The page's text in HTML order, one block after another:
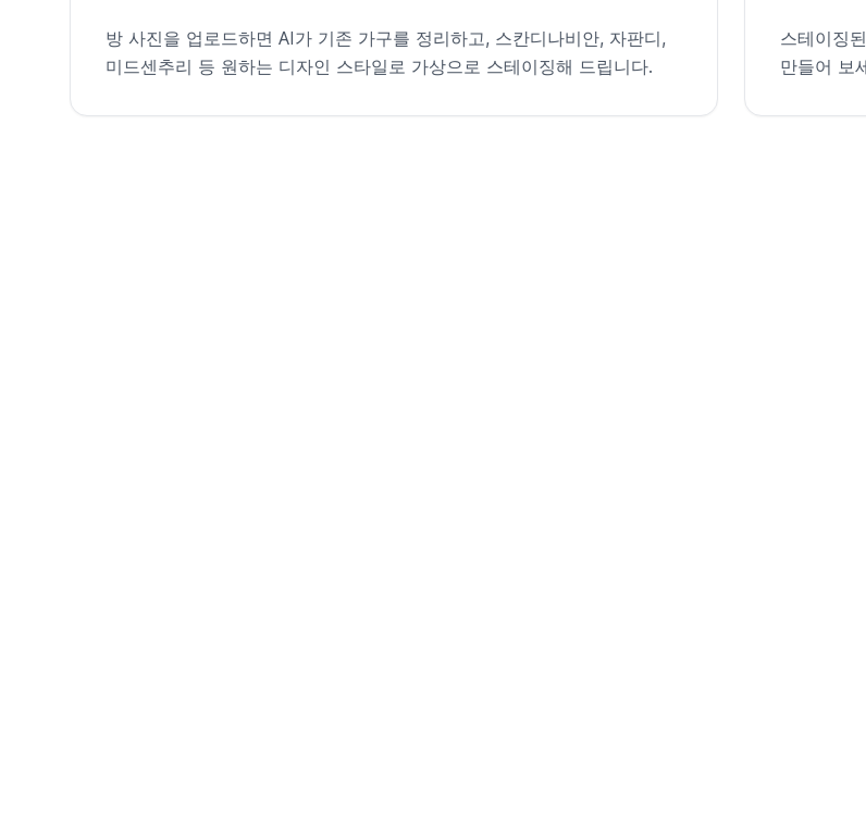
방 사진을 업로드하면 AI가 기존 가구를 정리하고, 스칸디나비안, 자판디,
미드센추리 등 원하는 디자인 스타일로 가상으로 스테이징해 드립니다.
스테이징
만들어 보